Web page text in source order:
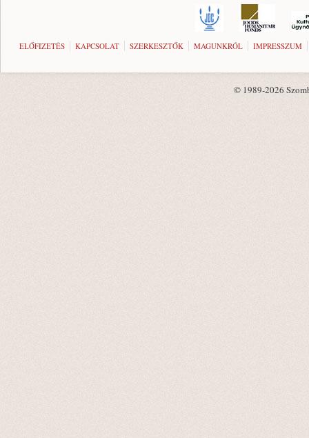
ELŐFIZETÉS KAPCSOLAT SZERKESZTŐK MAGUNKRÓL IMPRESSZUM
© 1989-2026